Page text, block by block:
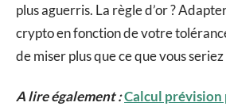
plus aguerris. La règle d’or ?
crypto en fonction de votre
de miser plus que ce que vous
A lire également :Calcul